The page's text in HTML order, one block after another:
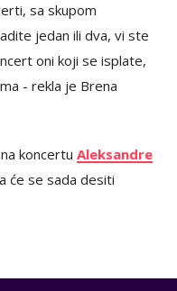
sa skupom
jedan ili dva, vi ste
oni koji se isplate,
- rekla je Brena
koncertu Aleksandre
će se sada desiti